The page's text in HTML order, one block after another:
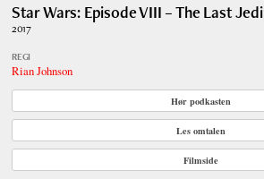
Star Wars: Episode VIII – The Last Jedi
2017
REGI
Rian Johnson
Hør podkasten
Les omtalen
Filmside